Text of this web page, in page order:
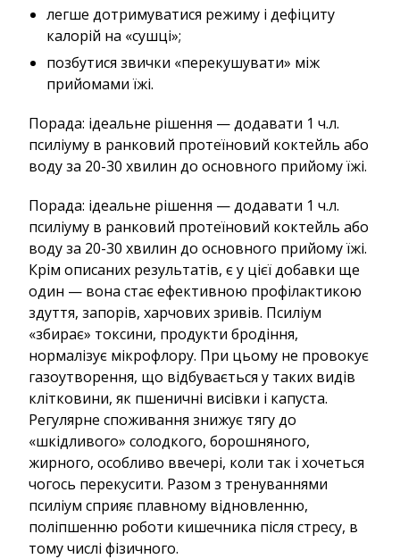
легше дотримуватися режиму і дефіциту
калорій на «сушці»;
позбутися звички «перекушувати» між
прийомами їжі.
Порада: ідеальне рішення — додавати 1 ч.л.
псиліуму в ранковий протеїновий коктейль або
воду за 20-30 хвилин до основного прийому їжі.
Порада: ідеальне рішення — додавати 1 ч.л.
псиліуму в ранковий протеїновий коктейль або
воду за 20-30 хвилин до основного прийому їжі.
Крім описаних результатів, є у цієї добавки ще
один — вона стає ефективною профілактикою
здуття, запорів, харчових зривів. Псиліум
«збирає» токсини, продукти бродіння,
нормалізує мікрофлору. При цьому не провокує
газоутворення, що відбувається у таких видів
клітковини, як пшеничні висівки і капуста.
Регулярне споживання знижує тягу до
«шкідливого» солодкого, борошняного,
жирного, особливо ввечері, коли так і хочеться
чогось перекусити. Разом з тренуваннями
псиліум сприяє плавному відновленню,
поліпшенню роботи кишечника після стресу, в
тому числі фізичного.